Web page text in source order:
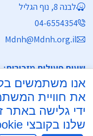
לבנה 8, נוף הגליל
04-6554354
Mdnh@Mdnh.org.il
שעות פעילות מזכירות:
ימים א' - ה' 8:30 - 16:30
מחלקת נישואין
ימים א', ב', ד', ה' 8:00 - 15:30
את חוויית
ידי גלישה
שלנו בקובצי Cookie.